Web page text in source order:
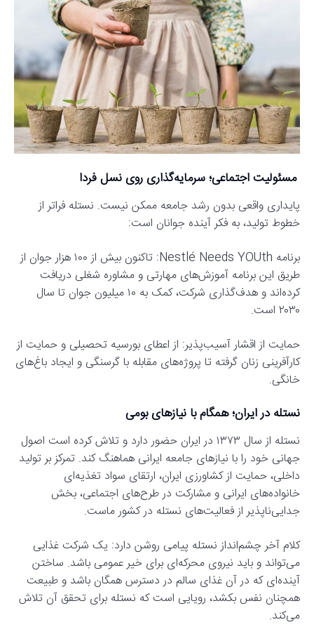
مسئولیت اجتماعی؛ سرمایه‌گذاری روی نسل فردا
پایداری واقعی بدون رشد جامعه ممکن نیست. نستله فراتر از
خطوط تولید، به فکر آینده جوانان است:
برنامه Nestlé Needs YOUth: تاکنون بیش از ۱۰۰ هزار جوان از
طریق این برنامه آموزش‌های مهارتی و مشاوره شغلی دریافت
کرده‌اند و هدف‌گذاری شرکت، کمک به ۱۰ میلیون جوان تا سال
۲۰۳۰ است.
حمایت از اقشار آسیب‌پذیر: از اعطای بورسیه تحصیلی و حمایت از
کارآفرینی زنان گرفته تا پروژه‌های مقابله با گرسنگی و ایجاد باغ‌های
خانگی.
نستله در ایران؛ همگام با نیازهای بومی
نستله از سال ۱۳۷۳ در ایران حضور دارد و تلاش کرده است اصول
جهانی خود را با نیازهای جامعه ایرانی هماهنگ کند. تمرکز بر تولید
داخلی، حمایت از کشاورزی ایران، ارتقای سواد تغذیه‌ای
خانواده‌های ایرانی و مشارکت در طرح‌های اجتماعی، بخش
جدایی‌ناپذیر از فعالیت‌های نستله در کشور ماست.
کلام آخر چشم‌انداز نستله پیامی روشن دارد: یک شرکت غذایی
می‌تواند و باید نیروی محرکه‌ای برای خیر عمومی باشد. ساختن
آینده‌ای که در آن غذای سالم در دسترس همگان باشد و طبیعت
همچنان نفس بکشد، رویایی است که نستله برای تحقق آن تلاش
می‌کند.